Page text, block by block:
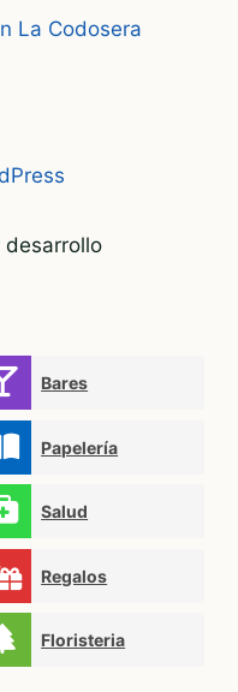
La Codosera
desarrollo
Bares
Papelería
Salud
Regalos
Floristeria